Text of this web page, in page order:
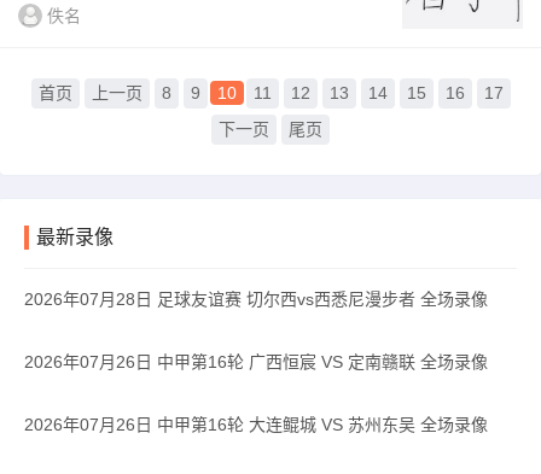
节。据切尔西官方消息，新赛季黑色客场球衣今
佚名
首页 上一页 8 9 10 11 12 13 14 15 16
17
下一页
尾页
最新录像
2026年07月28日 足球友谊赛 切尔西vs西悉尼漫步者 全场录像
2026年07月26日 中甲第16轮 广西恒宸 VS 定南赣联 全场录像
2026年07月26日 中甲第16轮 大连鲲城 VS 苏州东吴 全场录像